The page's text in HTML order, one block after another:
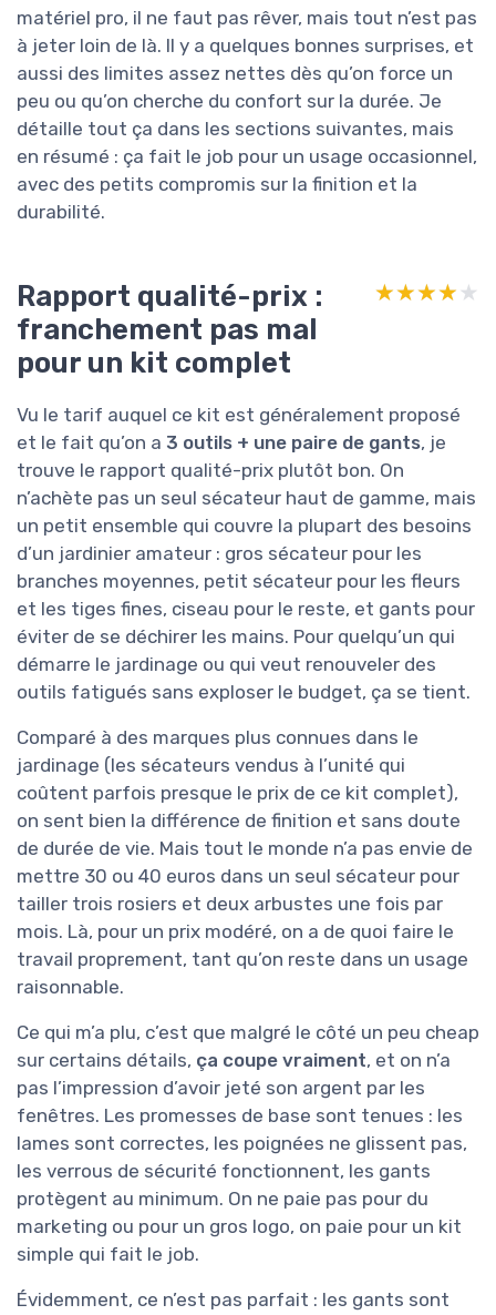
matériel pro, il ne faut pas rêver, mais tout n’est pas
à jeter loin de là. Il y a quelques bonnes surprises, et
aussi des limites assez nettes dès qu’on force un
peu ou qu’on cherche du confort sur la durée. Je
détaille tout ça dans les sections suivantes, mais
en résumé : ça fait le job pour un usage occasionnel,
avec des petits compromis sur la finition et la
durabilité.
Rapport qualité-prix :
franchement pas mal
pour un kit complet
★★★★★
★★★★★
Vu le tarif auquel ce kit est généralement proposé
et le fait qu’on a 3 outils + une paire de gants, je
trouve le rapport qualité-prix plutôt bon. On
n’achète pas un seul sécateur haut de gamme, mais
un petit ensemble qui couvre la plupart des besoins
d’un jardinier amateur : gros sécateur pour les
branches moyennes, petit sécateur pour les fleurs
et les tiges fines, ciseau pour le reste, et gants pour
éviter de se déchirer les mains. Pour quelqu’un qui
démarre le jardinage ou qui veut renouveler des
outils fatigués sans exploser le budget, ça se tient.
Comparé à des marques plus connues dans le
jardinage (les sécateurs vendus à l’unité qui
coûtent parfois presque le prix de ce kit complet),
on sent bien la différence de finition et sans doute
de durée de vie. Mais tout le monde n’a pas envie de
mettre 30 ou 40 euros dans un seul sécateur pour
tailler trois rosiers et deux arbustes une fois par
mois. Là, pour un prix modéré, on a de quoi faire le
travail proprement, tant qu’on reste dans un usage
raisonnable.
Ce qui m’a plu, c’est que malgré le côté un peu cheap
sur certains détails, ça coupe vraiment, et on n’a
pas l’impression d’avoir jeté son argent par les
fenêtres. Les promesses de base sont tenues : les
lames sont correctes, les poignées ne glissent pas,
les verrous de sécurité fonctionnent, les gants
protègent au minimum. On ne paie pas pour du
marketing ou pour un gros logo, on paie pour un kit
simple qui fait le job.
Évidemment, ce n’est pas parfait : les gants sont